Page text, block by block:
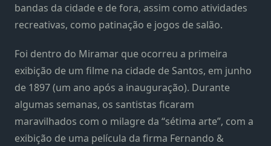
bandas da cidade e de fora, assim como atividades
recreativas, como patinação e jogos de salão.
Foi dentro do Miramar que ocorreu a primeira
exibição de um filme na cidade de Santos, em junho
de 1897 (um ano após a inauguração). Durante
algumas semanas, os santistas ficaram
maravilhados com o milagre da “sétima arte”, com a
exibição de uma película da firma Fernando &